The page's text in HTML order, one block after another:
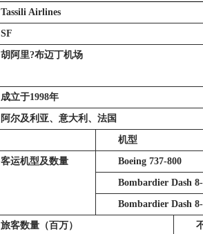
Tassili Airlines
SF
胡阿里?布迈丁机场
成立于1998年
阿尔及利亚、意大利、法国
机型
客运机型及数量 Boeing 737-800
Bombardier Dash
Bombardier Dash
旅客数量（百万）